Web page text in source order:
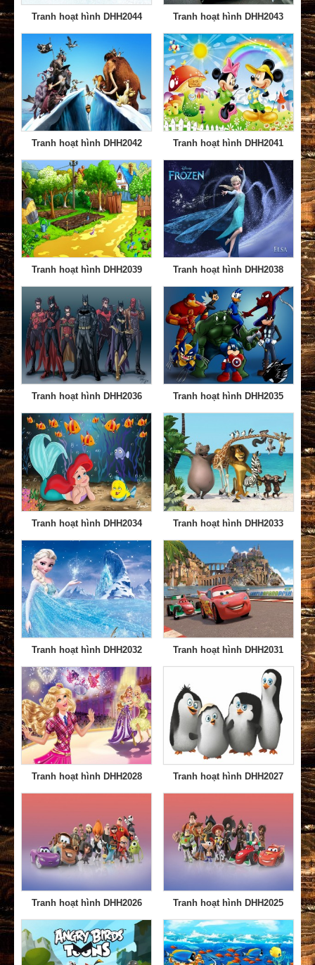
Tranh hoạt hình DHH2044 Tranh hoạt hình DHH2043
Tranh hoạt hình DHH2042 Tranh hoạt hình DHH2041
Tranh hoạt hình DHH2039 Tranh hoạt hình DHH2038
Tranh hoạt hình DHH2036 Tranh hoạt hình DHH2035
Tranh hoạt hình DHH2034 Tranh hoạt hình DHH2033
Tranh hoạt hình DHH2032 Tranh hoạt hình DHH2031
Tranh hoạt hình DHH2028 Tranh hoạt hình DHH2027
Tranh hoạt hình DHH2026 Tranh hoạt hình DHH2025